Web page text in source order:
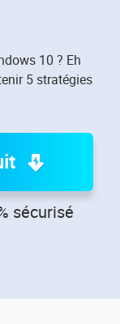
10 ? Eh
5 stratégies
sécurisé